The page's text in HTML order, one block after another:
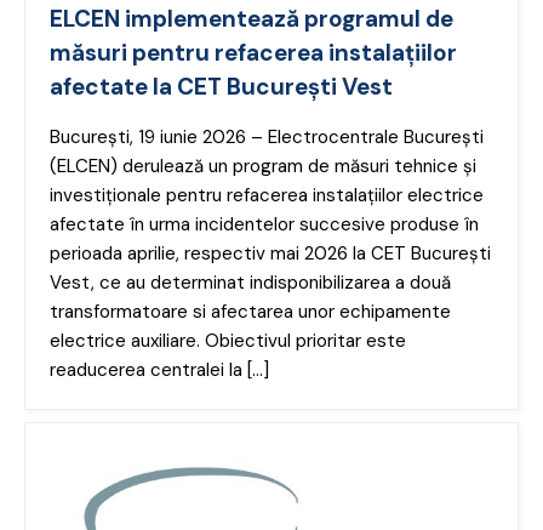
ELCEN implementează programul de
măsuri pentru refacerea instalațiilor
afectate la CET București Vest
București, 19 iunie 2026 – Electrocentrale București
(ELCEN) derulează un program de măsuri tehnice și
investiționale pentru refacerea instalațiilor electrice
afectate în urma incidentelor succesive produse în
perioada aprilie, respectiv mai 2026 la CET București
Vest, ce au determinat indisponibilizarea a două
transformatoare si afectarea unor echipamente
electrice auxiliare. Obiectivul prioritar este
readucerea centralei la […]